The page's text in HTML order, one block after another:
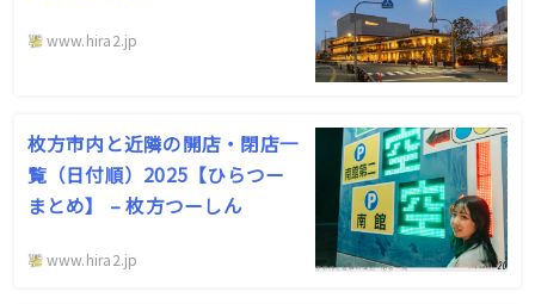
www.hira2.jp
枚方市内と近隣の開店・閉店一
覧（日付順）2025【ひらつー
まとめ】 – 枚方つーしん
www.hira2.jp